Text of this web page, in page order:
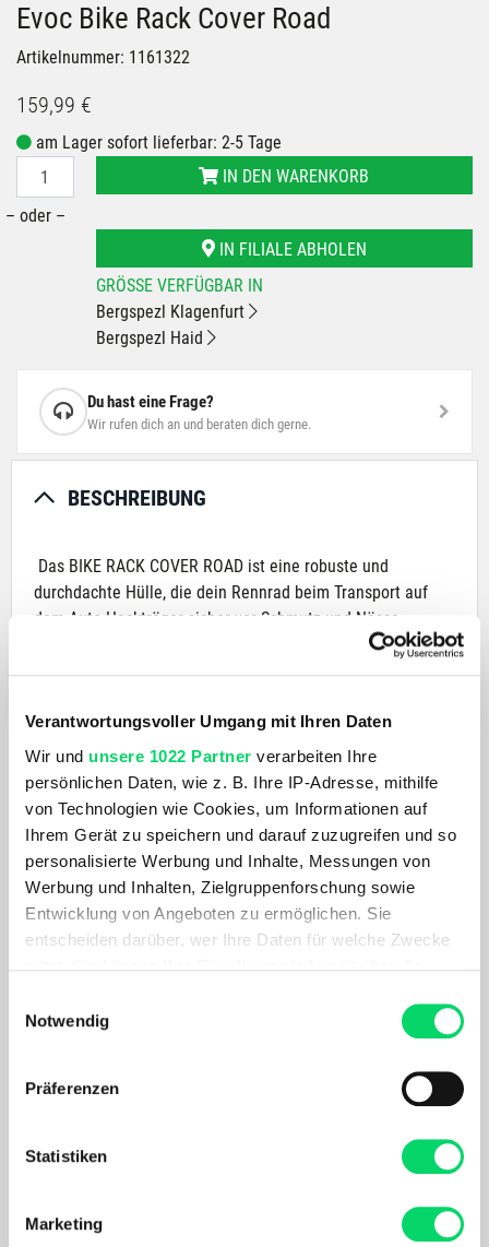
Verantwortungsvoller Umgang mit Ihren Daten
Wir und unsere 1022 Partner verarbeiten Ihre
persönlichen Daten, wie z. B. Ihre IP-Adresse, mithilfe
von Technologien wie Cookies, um Informationen auf
Ihrem Gerät zu speichern und darauf zuzugreifen und so
personalisierte Werbung und Inhalte, Messungen von
Werbung und Inhalten, Zielgruppenforschung sowie
Entwicklung von Angeboten zu ermöglichen. Sie
entscheiden darüber, wer Ihre Daten für welche Zwecke
Trigger Symbol ändern oder widerrufen
Informationen über Ihre geografische Lage
können
bestimmten Merkmalen (Fingerprinting) identifizieren
Erfahren Sie mehr darüber, wie Ihre persönlichen Daten
Notwendig
Präferenzen
Statistiken
Marketing
Evoc Bike Rack Cover Road
Artikelnummer: 1161322
159,99 €
am Lager sofort lieferbar: 2-5 Tage
IN DEN WARENKORB
– oder –
IN FILIALE ABHOLEN
GRÖSSE VERFÜGBAR IN
Bergspezl Klagenfurt
Bergspezl Haid
Du hast eine Frage?
Wir rufen dich an und beraten dich gerne.
BESCHREIBUNG
Das BIKE RACK COVER ROAD ist eine robuste und
durchdachte Hülle, die dein Rennrad beim Transport auf
dem Auto-Heckträger sicher vor Schmutz und Nässe
schützt. Sie ist einfach zu montieren und bietet mit dem
speziell auf Rennräder und Drop-Down-Lenker angepassten
geringer Sichteinschränkung. Das BIKE RACK COVER ROAD
ist für Anhängerkupplungs- wie auch Heckklappen-
Fahrradträger geeignet und kommt inklusive handlichem
Aufbewahrungsbeutel für ein platzsparendes Verstauen.
PRODUKTDETAILS
AKTUELL BELIEBT
Back-Roller QL2.1 Packtaschenset